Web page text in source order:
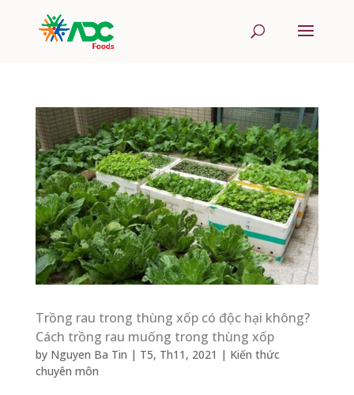
Trồng rau trong thùng xốp có độc hại không?
Cách trồng rau muống trong thùng xốp
by Nguyen Ba Tin | T5, Th11, 2021 | Kiến thức
chuyên môn